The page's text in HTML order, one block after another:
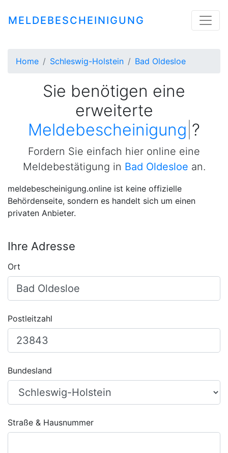
MELDEBESCHEINIGUNG
Home Schleswig-Holstein Bad Oldesloe
Sie benötigen eine
erweiterte
Meldebescheinigung ?
Fordern Sie einfach hier online eine
Meldebestätigung in Bad Oldesloe an.
meldebescheinigung.online ist keine offizielle
Behördenseite, sondern es handelt sich um einen
privaten Anbieter.
Ihre Adresse
Ort
Postleitzahl
Bundesland
Straße & Hausnummer